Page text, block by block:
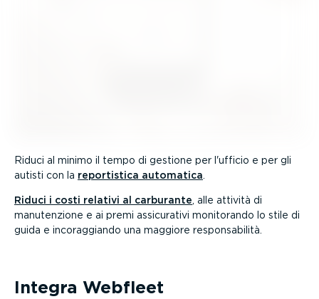
Riduci al minimo il tempo di gestione per l'ufficio e per gli
autisti con la repor­ti­stica automatica.
Riduci i costi relativi al carburante, alle attività di
manuten­zione e ai premi assicu­rativi monitorando lo stile di
guida e incorag­giando una maggiore respon­sa­bilità.
Integra Webfleet